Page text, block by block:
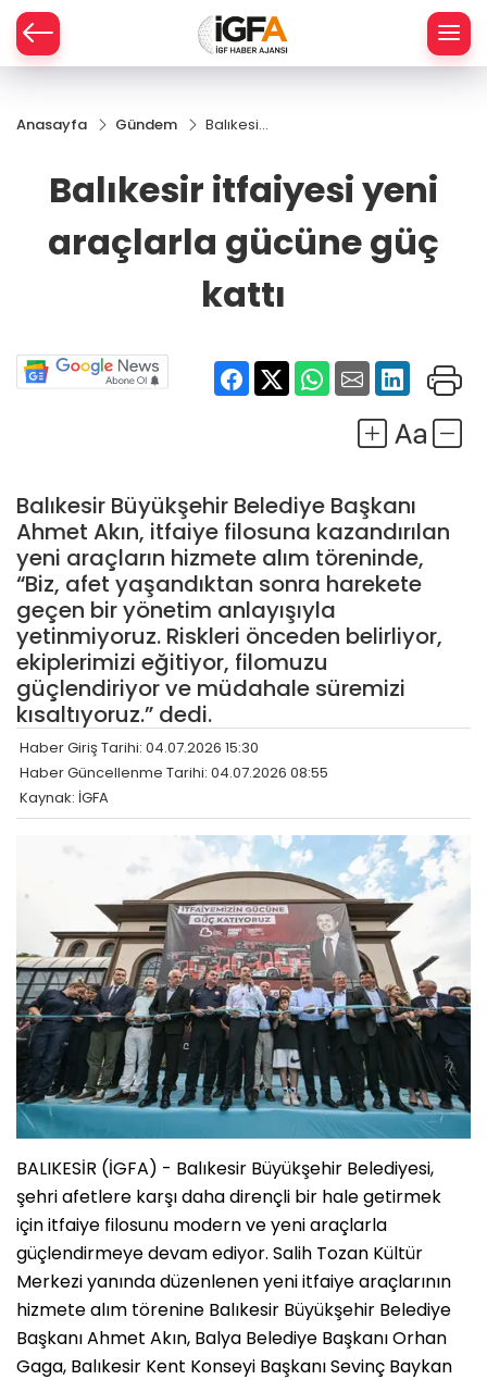
Anasayfa Gündem
Balıkesir
araçlarla
güç kattı
Balıkesir itfaiyesi yeni
araçlarla gücüne güç
kattı
Balıkesir Büyükşehir Belediye Başkanı
Ahmet Akın, itfaiye filosuna kazandırılan
yeni araçların hizmete alım töreninde,
“Biz, afet yaşandıktan sonra harekete
geçen bir yönetim anlayışıyla
yetinmiyoruz. Riskleri önceden belirliyor,
ekiplerimizi eğitiyor, filomuzu
güçlendiriyor ve müdahale süremizi
kısaltıyoruz.” dedi.
Haber Giriş Tarihi: 04.07.2026 15:30
Haber Güncellenme Tarihi: 04.07.2026 08:55
Kaynak: İGFA
BALIKESİR (İGFA) - Balıkesir Büyükşehir Belediyesi,
şehri afetlere karşı daha dirençli bir hale getirmek
için itfaiye filosunu modern ve yeni araçlarla
güçlendirmeye devam ediyor. Salih Tozan Kültür
Merkezi yanında düzenlenen yeni itfaiye araçlarının
hizmete alım törenine Balıkesir Büyükşehir Belediye
Başkanı Ahmet Akın, Balya Belediye Başkanı Orhan
Gaga, Balıkesir Kent Konseyi Başkanı Sevinç Baykan